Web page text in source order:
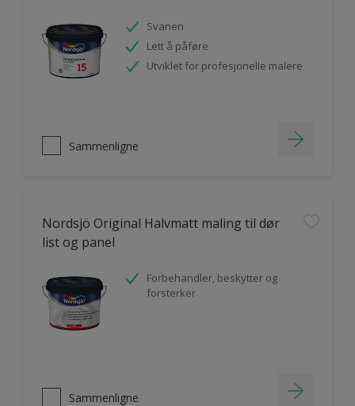
Svanen
Lett å påføre
Utviklet for profesjonelle malere
Sammenligne
Nordsjö Original Halvmatt maling til dør
list og panel
Forbehandler, beskytter og
forsterker
Sammenligne